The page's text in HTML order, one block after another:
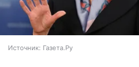
Источник: Газета.Ру